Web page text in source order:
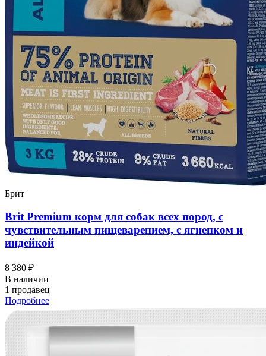
Брит
Brit Premium корм для собак всех пород, с
чувствительным пищеварением, с ягненком и
индейкой
8 380 ₽
В наличии
1 продавец
Подробнее